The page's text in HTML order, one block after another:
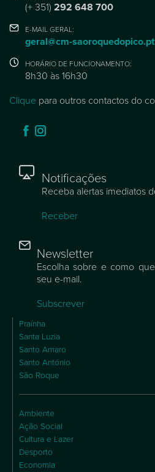
(+ 351) 292 648 700
E-MAIL GERAL:
geral@cm-saoroquedopico.pt
HORÁRIO DE FUNCIONAMENTO:
8h30 às 16h30
Clique para outros contactos do
Notificações
Receba alertas imediatos
Receber
Newsletter
Escolha sobre e como
seu e-mail.
Subscrever
Praínha
Santa Luzia
Santo Amaro
Santo António
São Roque
Ambiente
Ação Social
Cultura e Lazer
Desporto
Economia